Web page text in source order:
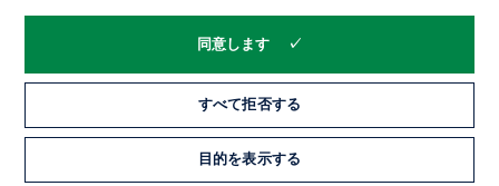
同意します
すべて拒否する
目的を表示する